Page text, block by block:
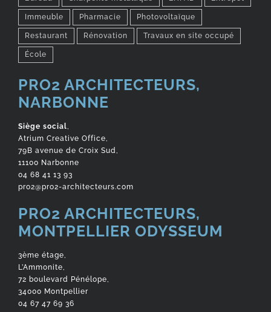
Immeuble Pharmacie Photovoltaïque
Restaurant Rénovation Travaux en site occupé
École
PRO2 ARCHITECTEURS,
NARBONNE
Siège social,
Atrium Creative Office,
79B avenue de Croix Sud,
11100 Narbonne
04 68 41 13 93
pro2@pro2-architecteurs.com
PRO2 ARCHITECTEURS,
MONTPELLIER ODYSSEUM
3ème étage,
L’Ammonite,
72 boulevard Pénélope,
34000 Montpellier
04 67 47 69 36